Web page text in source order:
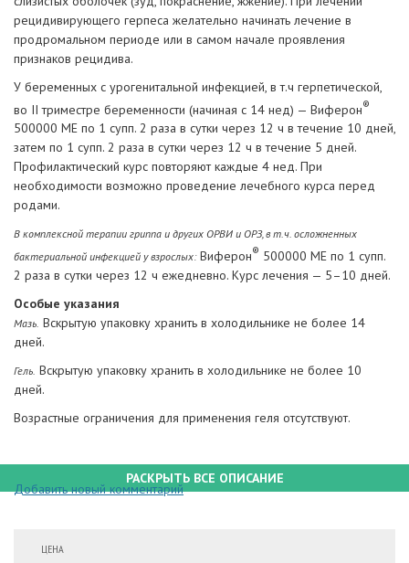
рецидивирующего герпеса желательно начинать лечение в
продромальном периоде или в самом начале проявления
признаков рецидива.
У беременных с урогенитальной инфекцией, в т.ч герпетической,
во II триместре беременности (начиная с 14 нед) — Виферон®
500000 МЕ по 1 супп. 2 раза в сутки через 12 ч в течение 10 дней,
затем по 1 супп. 2 раза в сутки через 12 ч в течение 5 дней.
Профилактический курс повторяют каждые 4 нед. При
необходимости возможно проведение лечебного курса перед
родами.
В комплексной терапии гриппа и других ОРВИ и ОРЗ, в т.ч. осложненных
бактериальной инфекцией у взрослых:Виферон® 500000 МЕ по 1 супп.
2 раза в сутки через 12 ч ежедневно. Курс лечения — 5–10 дней.
Особые указания
Мазь. Вскрытую упаковку хранить в холодильнике не более 14
дней.
Гель. Вскрытую упаковку хранить в холодильнике не более 10
дней.
Возрастные ограничения для применения геля отсутствуют.
РАСКРЫТЬ ВСЕ ОПИСАНИЕ
Добавить новый комментарий
ЦЕНА